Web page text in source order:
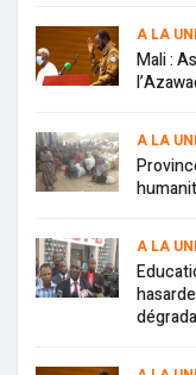
A LA
Mali :
A LA
A LA